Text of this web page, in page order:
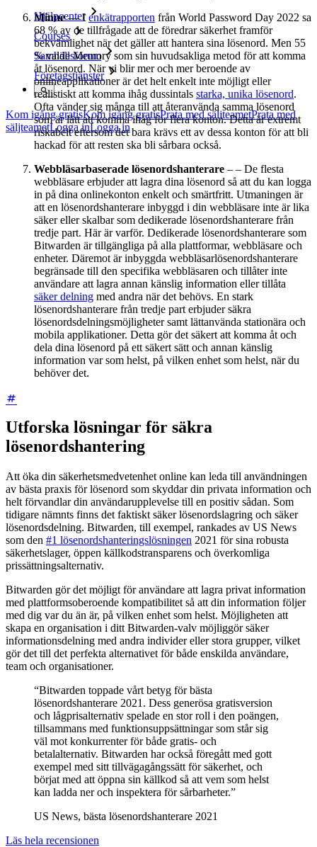
Hjälpcenter
Courses
Samhällsforum
Företagstjänster
Kom igång gratisKom igång gratisPrata med säljteametPrata med
säljteametLogga inLogga in
Minne–– Ienkätrapporten från World Password Day 2022 sa
68 % av de tillfrågade att de föredrar säkerhet framför
bekvämlighet när det gäller att hantera sina lösenord. Men 55
% valde Memory som sin huvudsakliga metod för att komma
åt lösenord. När vi blir mer och mer beroende av
onlineapplikationer är det helt enkelt inte möjligt eller
realistiskt att komma ihåg dussintals starka, unika lösenord.
Ofta vänder sig många till att återanvända samma lösenord
som är lätt att komma ihåg för flera konton. Detta är extremt
riskabelt eftersom det bara krävs ett av dessa konton för att bli
hackad för att resten ska bli sårbara också.
Webbläsarbaserade lösenordshanterare – – De flesta
webbläsare erbjuder att lagra dina lösenord så att du kan logga
in på dina onlinekonton enkelt och smärtfritt. Utmaningen är
att en lösenordshanterare inbyggd i din webbläsare inte är lika
säker eller skalbar som dedikerade lösenordshanterare från
tredje part. Här är varför. Dedikerade lösenordshanterare som
Bitwarden är tillgängliga på alla plattformar, webbläsare och
enheter. Däremot är inbyggda webbläsarlösenordshanterare
begränsade till den specifika webbläsaren och tillåter inte
användare att lagra annan känslig information eller tillåta
säker delning med andra när det behövs. En stark
lösenordshanterare från tredje part erbjuder säkra
lösenordsdelningsmöjligheter samt lättanvända stationära och
mobila applikationer. Detta gör det säkert att komma åt och
dela dina lösenord på ett säkert sätt och annan känslig
information var som helst, på vilken enhet som helst, när du
behöver det.
Utforska lösningar för säkra
lösenordshantering
Att öka din säkerhetsmedvetenhet online kan leda till användningen
av bästa praxis för lösenord som skyddar din privata information och
helt förvandlar din användarupplevelse till en positiv sådan. Som
tidigare nämnts finns det faktiskt säker lösenordslagring och säker
lösenordsdelning. Bitwarden, till exempel, rankades av US News
som den #1 lösenordshanteringslösningen 2021 för sina robusta
säkerhetslager, öppen källkodstransparens och överkomliga
prissättningsalternativ.
Bitwarden gör det möjligt för användare att lagra privat information
med plattformsoberoende kompatibilitet så att din information följer
med dig var du än är, på vilken enhet som helst. Möjligheten att
skapa en organisation i ditt Bitwarden-valv möjliggör säker
informationsdelning med andra individer eller stora grupper, vilket
gör det till det perfekta alternativet för både enskilda användare,
team och organisationer.
“Bitwarden toppade vårt betyg för bästa
lösenordshanterare 2021. Dess generösa gratisversion
och lågprisalternativ spelade en stor roll i den poängen,
tillsammans med funktionsuppsättningar som står sig
väl mot konkurrenter för både gratis- och
betalalternativ. Bitwarden har också föregått med gott
exempel med sitt tillvägagångssätt för säkerhet, och
börjat med att öppna sin källkod så att vem som helst
kan ladda ner och inspektera för sårbarheter.”
US News, bästa lösenordshanterare 2021
Läs hela recensionen